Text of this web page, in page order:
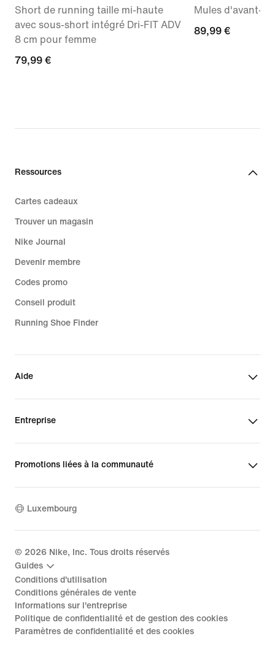
Short de running taille mi-haute
avec sous-short intégré Dri-FIT ADV
8 cm pour femme
79,99 €
79,99 €
Mules d'avant-
89,99 €
89,99 €
Ressources
Cartes cadeaux
Trouver un magasin
Nike Journal
Devenir membre
Codes promo
Conseil produit
Running Shoe Finder
Aide
Entreprise
Promotions liées à la communauté
Luxembourg
© 2026 Nike, Inc. Tous droits réservés
Guides
Conditions d'utilisation
Conditions générales de vente
Informations sur l'entreprise
Politique de confidentialité et de gestion des cookies
Paramètres de confidentialité et des cookies